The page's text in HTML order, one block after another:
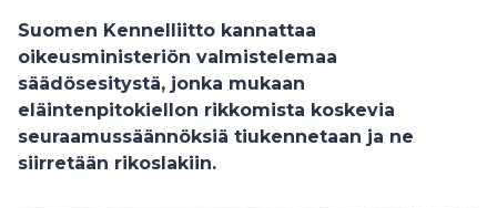
Suomen Kennelliitto kannattaa
oikeusministeriön valmistelemaa
säädösesitystä, jonka mukaan
eläintenpitokiellon rikkomista koskevia
seuraamussäännöksiä tiukennetaan ja ne
siirretään rikoslakiin.